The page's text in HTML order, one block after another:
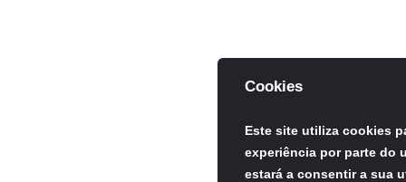
Cookies
Este site utiliza cookies
experiência por parte do
estará a consentir a sua